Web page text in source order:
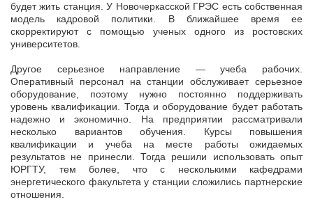
будет жить станция. У Новочеркасской ГРЭС есть собственная
модель кадровой политики. В ближайшее время ее
скорректируют с помощью ученых одного из ростовских
университетов.
Другое серьезное направление — учеба рабочих.
Оперативный персонал на станции обслуживает серьезное
оборудование, поэтому нужно постоянно поддерживать
уровень квалификации. Тогда и оборудование будет работать
надежно и экономично. На предприятии рассматривали
несколько вариантов обучения. Курсы повышения
квалификации и учеба на месте работы ожидаемых
результатов не принесли. Тогда решили использовать опыт
ЮРГТУ, тем более, что с несколькими кафедрами
энергетического факультета у станции сложились партнерские
отношения.